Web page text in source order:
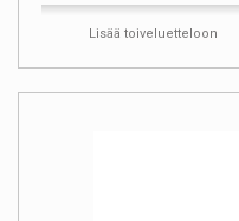
Lisää toiveluetteloon